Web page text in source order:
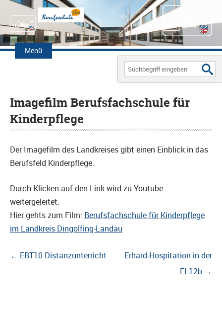
Menü
Zum
Inhalt
Search
for:
Imagefilm Berufsfachschule für
Kinderpflege
Der Imagefilm des Landkreises gibt einen Einblick in das
Berufsfeld Kinderpflege.
Durch Klicken auf den Link wird zu Youtube
weitergeleitet.
Hier gehts zum Film: Berufsfachschule für Kinderpflege
im Landkreis Dingolfing-Landau
Beitragsnavigation
← EBT10 Distanzunterricht
Erhard-Hospitation in der
FL12b →